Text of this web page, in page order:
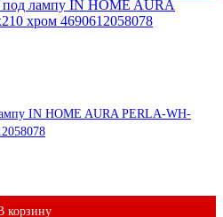
IN HOME AURA PERLA-WH-
корзину